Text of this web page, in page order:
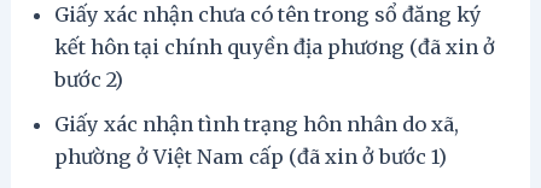
Giấy xác nhận chưa có tên trong sổ đăng ký
kết hôn tại chính quyền địa phương (đã xin ở
bước 2)
Giấy xác nhận tình trạng hôn nhân do xã,
phường ở Việt Nam cấp (đã xin ở bước 1)